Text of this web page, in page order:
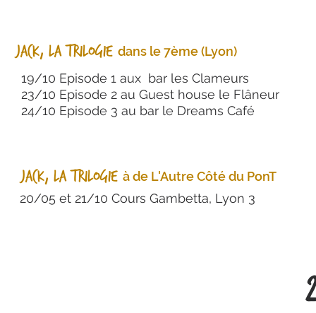
Jack, La trilogie dans le 7ème (Lyon)
19/10 Episode 1 aux bar les Clameurs
23/10 Episode 2 au Guest house le Flâneur
24/10 Episode 3 au bar le Dreams Café
Jack, La trilogie à de L'Autre Côté du PonT
20/05 et 21/10 Cours Gambetta, Lyon 3